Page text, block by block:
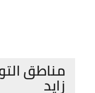
مناطق
زايد